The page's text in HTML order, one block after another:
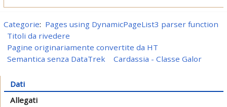
Categorie: Pages using DynamicPageList3 parser function
Titoli da rivedere
Pagine originariamente convertite da HT
Semantica senza DataTrek
Cardassia - Classe Galor
Dati
Allegati